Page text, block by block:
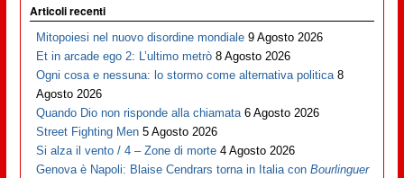
Articoli recenti
Mitopoiesi nel nuovo disordine mondiale 9 Agosto 2026
Et in arcade ego 2: L’ultimo metrò 8 Agosto 2026
Ogni cosa e nessuna: lo stormo come alternativa politica 8
Agosto 2026
Quando Dio non risponde alla chiamata 6 Agosto 2026
Street Fighting Men 5 Agosto 2026
Si alza il vento / 4 – Zone di morte 4 Agosto 2026
Genova è Napoli: Blaise Cendrars torna in Italia conBourlinguer